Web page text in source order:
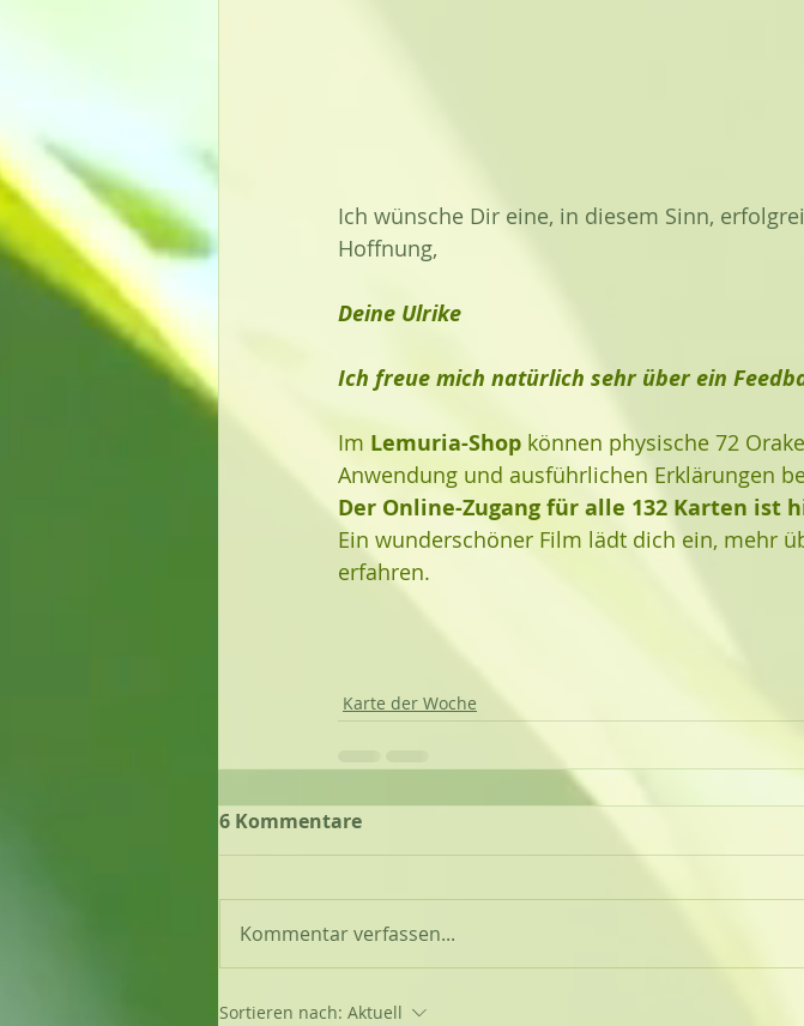
Ich wünsche Dir eine, in diesem Sinn,
Hoffnung,
Deine Ulrike
Ich freue mich natürlich sehr über ein
Im Lemuria-Shop können physische 72
Anwendung und ausführlichen Erklärungen
Der Online-Zugang für alle 132 Karten ist
Ein wunderschöner Film lädt dich ein, mehr
erfahren.
Karte der Woche
6 Kommentare
Kommentar verfassen...
Sortieren nach: Aktuell